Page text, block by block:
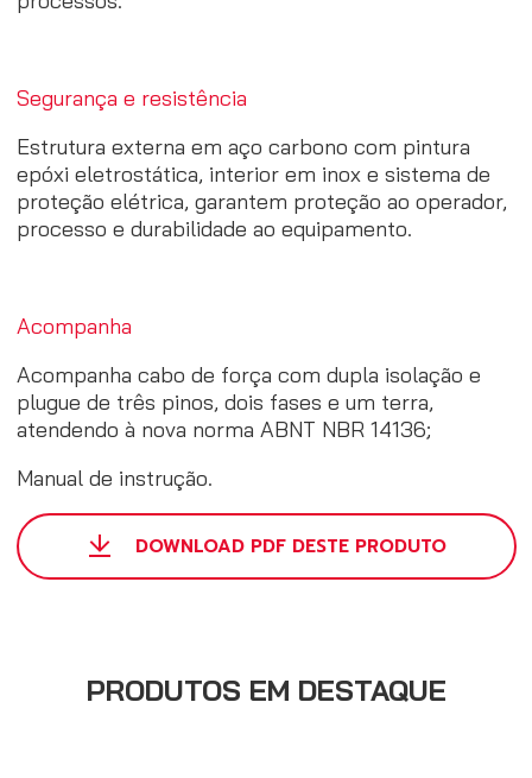
Segurança e resistência
Estrutura externa em aço carbono com pintura
epóxi eletrostática, interior em inox e sistema de
proteção elétrica, garantem proteção ao operador,
processo e durabilidade ao equipamento.
Acompanha
Acompanha cabo de força com dupla isolação e
plugue de três pinos, dois fases e um terra,
atendendo à nova norma ABNT NBR 14136;
Manual de instrução.
DOWNLOAD PDF DESTE PRODUTO
PRODUTOS EM DESTAQUE